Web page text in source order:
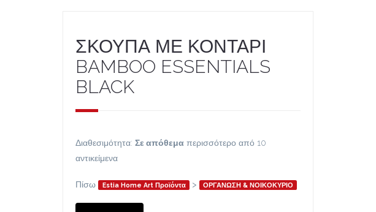
ΣΚΟΥΠΑ ΜΕ ΚΟΝΤΑΡΙ
BAMBOO ESSENTIALS
BLACK
Διαθεσιμότητα:Σε απόθεμα περισσότερο από 10
αντικείμενα
Πίσω Estia Home Art Προϊόντα > ΟΡΓΑΝΩΣΗ & ΝΟΙΚΟΚΥΡΙΟ